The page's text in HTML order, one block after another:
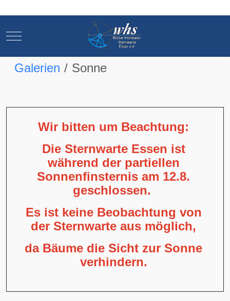
Mobile Menu Toggle
Galerien Sonne
Wir bitten um Beachtung:
Die Sternwarte Essen ist
während der partiellen
Sonnenfinsternis am 12.8.
geschlossen.
Es ist keine Beobachtung von
der Sternwarte aus möglich,
da Bäume die Sicht zur Sonne
verhindern.